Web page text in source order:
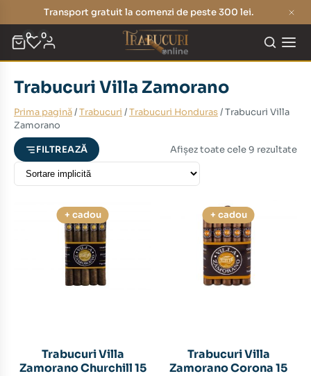
Transport gratuit la comenzi de peste 300 lei.
0 0
Trabucuri Villa Zamorano
Prima pagină/Trabucuri /Trabucuri Honduras/ Trabucuri Villa
Zamorano
FILTREAZĂ Afișez toate cele 9 rezultate
+ cadou
Trabucuri Villa
Zamorano Churchill 15
+ cadou
Trabucuri Villa
Zamorano Corona 15